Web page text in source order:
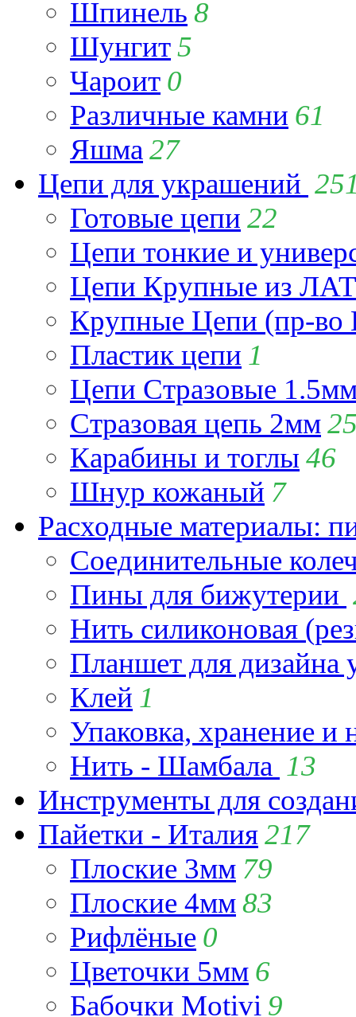
Шпинель 8
Шунгит5
Чароит 0
Различные камни 61
Яшма 27
Цепи для украшений
Готовые цепи 22
Цепи тонкие и
Цепи Крупные из
Крупные Цепи (пр-во
Пластик цепи 1
Цепи Стразовые
Стразовая цепь 2мм
Карабины и тоглы 46
Шнур кожаный 7
Расходные материалы:
Соединительные
Пины для бижутерии
Нить силиконовая
Планшет для
Клей 1
Упаковка, хранение и
Нить - Шамбала 13
Инструменты для
Пайетки - Италия217
Плоские 3мм 79
Плоские 4мм83
Рифлёные 0
Цветочки 5мм 6
Бабочки Motivi 9